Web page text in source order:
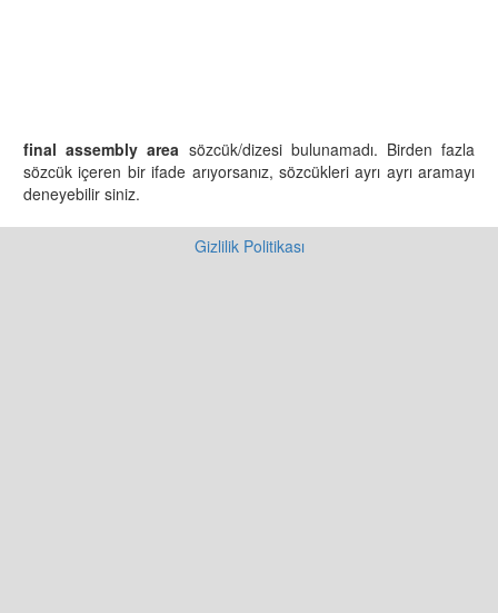
final assembly area sözcük/dizesi bulunamadı. Birden fazla
sözcük içeren bir ifade arıyorsanız, sözcükleri ayrı ayrı aramayı
deneyebilir siniz.
Gizlilik Politikası